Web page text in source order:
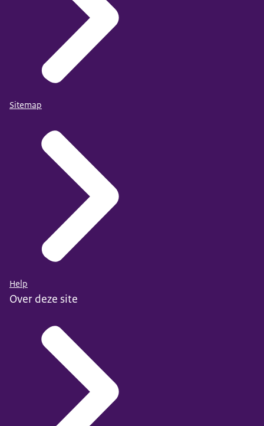
Sitemap
Help
Over deze site